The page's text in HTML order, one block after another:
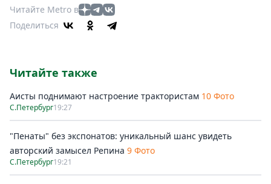
Читайте Metro в
Поделиться
Читайте также
Аисты поднимают настроение трактористам 10 Фото
С.Петербург19:27
"Пенаты" без экспонатов: уникальный шанс увидеть
авторский замысел Репина 9 Фото
С.Петербург19:21